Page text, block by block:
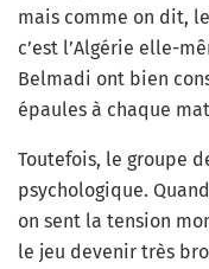
mais comme on dit,
c’est l’Algérie elle-
Belmadi ont bien
épaules à chaque
Toutefois, le groupe
psychologique.
on sent la tension
le jeu devenir très